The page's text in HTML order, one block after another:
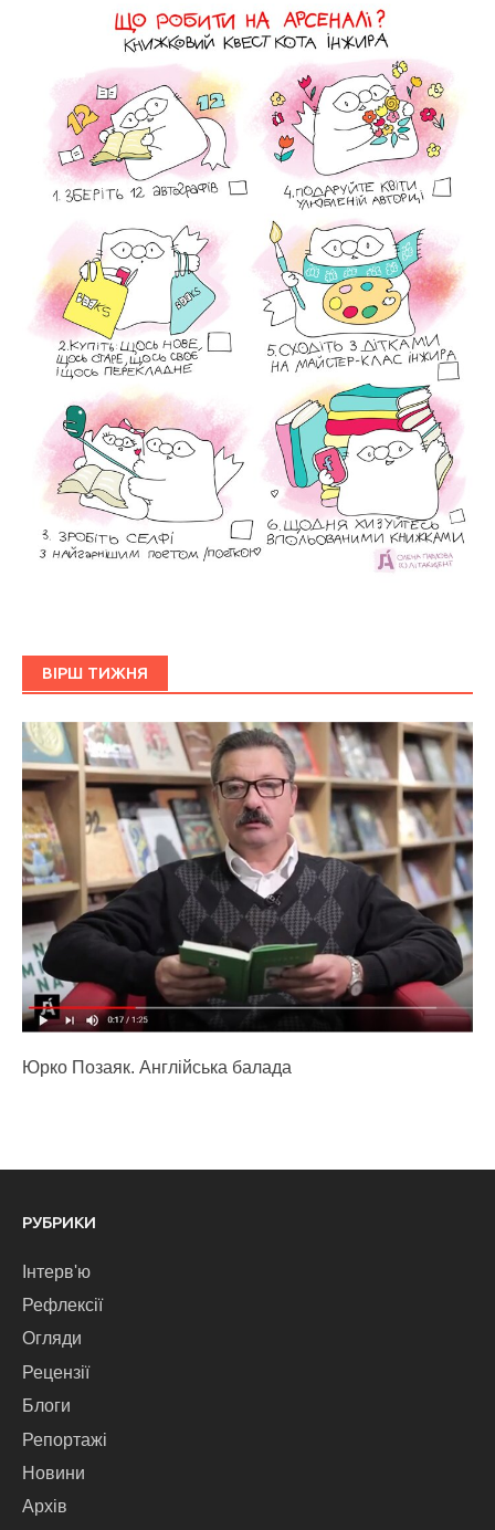
ВІРШ ТИЖНЯ
Юрко Позаяк. Англійська балада
РУБРИКИ
Інтерв'ю
Рефлексії
Огляди
Рецензії
Блоги
Репортажі
Новини
Архів